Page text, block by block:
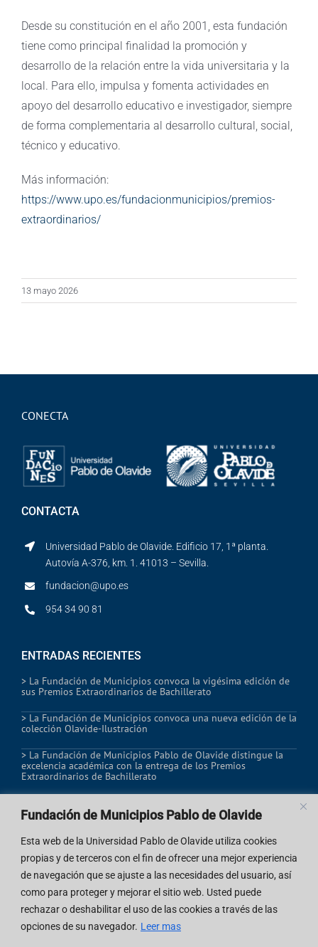
Fundación de Municipios Pablo de Olavide
Esta web de la Universidad Pablo de Olavide utiliza cookies
propias y de terceros con el fin de ofrecer una mejor experiencia
de navegación que se ajuste a las necesidades del usuario, así
como para proteger y mejorar el sitio web. Usted puede
rechazar o deshabilitar el uso de las cookies a través de las
opciones de su navegador. Leer mas
Desde su constitución en el año 2001, esta fundación
tiene como principal finalidad la promoción y
desarrollo de la relación entre la vida universitaria y la
local. Para ello, impulsa y fomenta actividades en
apoyo del desarrollo educativo e investigador, siempre
de forma complementaria al desarrollo cultural, social,
técnico y educativo.
Más información:
https://www.upo.es/fundacionmunicipios/premios-
extraordinarios/
13 mayo 2026
CONECTA
ENTRADAS RECIENTES
> La Fundación de Municipios convoca la vigésima edición de
sus Premios Extraordinarios de Bachillerato
> La Fundación de Municipios convoca una nueva edición de la
colección Olavide-Ilustración
> La Fundación de Municipios Pablo de Olavide distingue la
excelencia académica con la entrega de los Premios
Extraordinarios de Bachillerato
CONTACTA
Universidad Pablo de Olavide. Edificio 17, 1ª planta.
Autovía A-376, km. 1. 41013 – Sevilla.
fundacion@upo.es
954 34 90 81
© 2026 | Fundación de Municipios Pablo de Olavide